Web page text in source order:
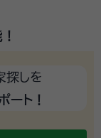
探しを
ート！